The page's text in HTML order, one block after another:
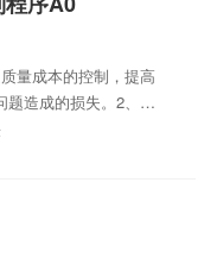
量成本的控制，提高
题造成的损失。2、范
制。3、职责3.1由技